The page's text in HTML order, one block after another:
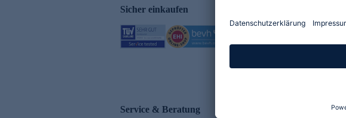
Sicher einkaufen
Service & Beratung